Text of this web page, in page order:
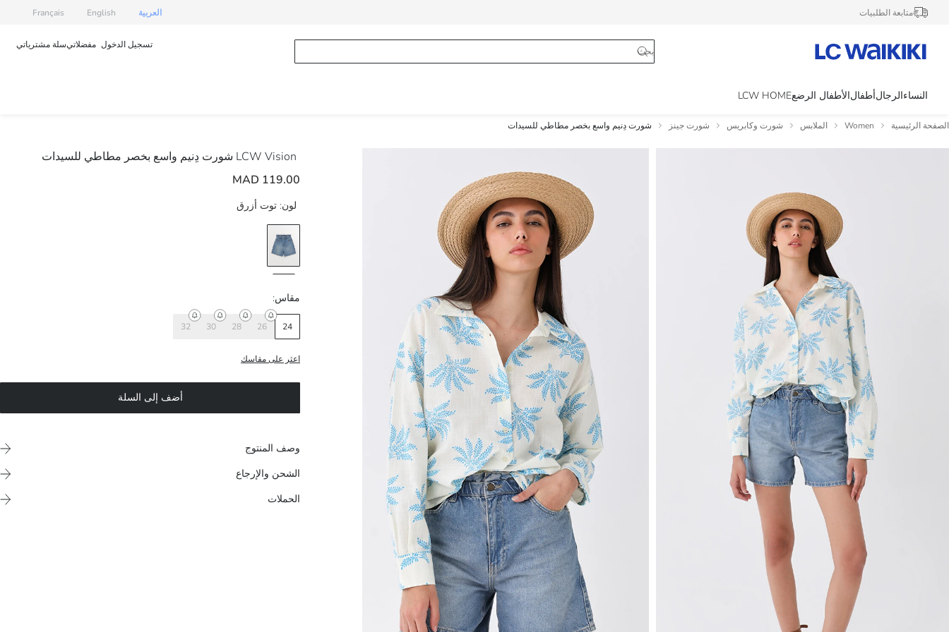
متابعة الطلبيات العربية English
Français
تسجيل الدخول مفضلاتيسلة مشترياتي
النساءالرجالأطفالالأطفال الرضعLCW HOME
الصفحة الرئيسية Women الملابس شورت وكابريس شورت جينز شورت دِنيم واسع بخصر مطاطي للسيدات
LCW Vision شورت دِنيم واسع بخصر مطاطي للسيدات
119.00 MAD
لون: توت أزرق
مقاس:
24
26
28
30
32
اعثر على مقاسك
أضف إلى السلة
وصف المنتوج
الشحن والإرجاع
الحملات